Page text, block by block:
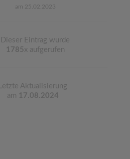
am 25.02.2023
Dieser Eintrag wurde
1785 x aufgerufen
Letzte Aktualisierung
am 17.08.2024